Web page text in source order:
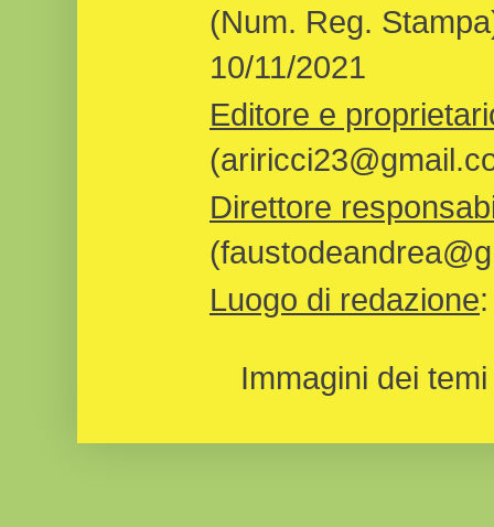
(Num. Reg.
10/11/2021
Editore e
Direttore
Luogo di redazione
Immagini dei